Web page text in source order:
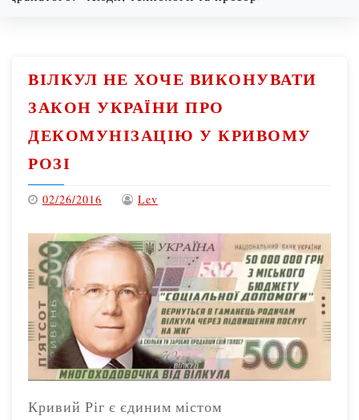
ВІЛКУЛ НЕ ХОЧЕ ВИКОНУВАТИ
ЗАКОН УКРАЇНИ ПРО
ДЕКОМУНІЗАЦІЮ У КРИВОМУ
РОЗІ
02/26/2016 Lev
Кривий Ріг є єдиним містом